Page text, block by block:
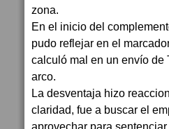
zona.
En el inicio del
pudo reflejar en el
calculó mal en un envío de
arco.
La desventaja hizo
claridad, fue a buscar el
aprovechar para